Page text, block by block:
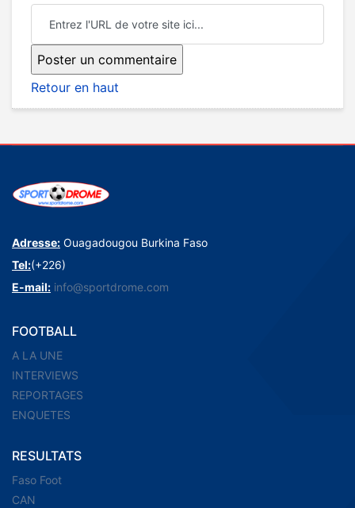
Retour en haut
Adresse: Ouagadougou Burkina Faso
Tel:(+226)
E-mail: info@sportdrome.com
FOOTBALL
A LA UNE
INTERVIEWS
REPORTAGES
ENQUETES
RESULTATS
Faso Foot
CAN